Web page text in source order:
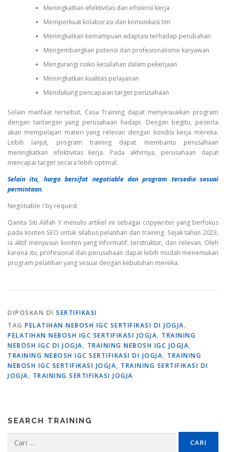
Meningkatkan efektivitas dan efisiensi kerja
Memperkuat kolaborasi dan komunikasi tim
Meningkatkan kemampuan adaptasi terhadap perubahan
Mengembangkan potensi dan profesionalisme karyawan
Mengurangi risiko kesalahan dalam pekerjaan
Meningkatkan kualitas pelayanan
Mendukung pencapaian target perusahaan
Selain manfaat tersebut, Casa Training dapat menyesuaikan program
dengan tantangan yang perusahaan hadapi. Dengan begitu, peserta
akan mempelajari materi yang relevan dengan kondisi kerja mereka.
Lebih lanjut, program training dapat membantu perusahaan
meningkatkan efektivitas kerja. Pada akhirnya, perusahaan dapat
mencapai target secara lebih optimal.
Selain itu, harga bersifat negotiable dan program tersedia sesuai
permintaan.
Negotiable / by request
Qanita Siti Alifah Y menulis artikel ini sebagai copywriter yang berfokus
pada konten SEO untuk silabus pelatihan dan training. Sejak tahun 2023,
ia aktif menyusun konten yang informatif, terstruktur, dan relevan. Oleh
karena itu, profesional dan perusahaan dapat lebih mudah menemukan
program pelatihan yang sesuai dengan kebutuhan mereka.
DIPOSKAN DI SERTIFIKASI
TAG PELATIHAN NEBOSH IGC SERTIFIKASI DI JOGJA,
PELATIHAN NEBOSH IGC SERTIFIKASI JOGJA, TRAINING
NEBOSH IGC DI JOGJA, TRAINING NEBOSH IGC JOGJA,
TRAINING NEBOSH IGC SERTIFIKASI DI JOGJA, TRAINING
NEBOSH IGC SERTIFIKASI JOGJA, TRAINING SERTIFIKASI DI
JOGJA, TRAINING SERTIFIKASI JOGJA
SEARCH TRAINING
untuk: